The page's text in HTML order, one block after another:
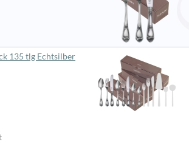
135 tlg Echtsilber